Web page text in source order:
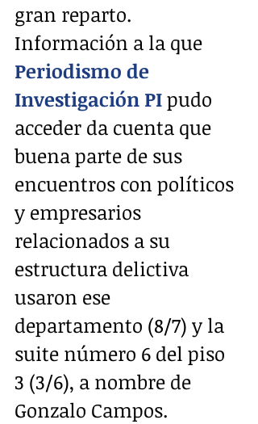
gran reparto.
Información a la que
Periodismo de
Investigación PI pudo
acceder da cuenta que
buena parte de sus
encuentros con políticos
y empresarios
relacionados a su
estructura delictiva
usaron ese
departamento (8/7) y la
suite número 6 del piso
3 (3/6), a nombre de
Gonzalo Campos.